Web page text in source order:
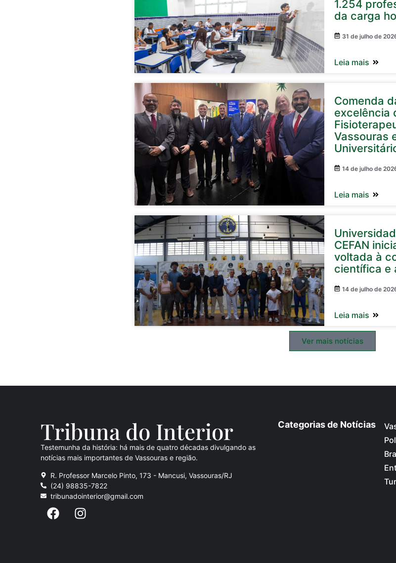
1.254
da carga
31 de julho de
Leia mais
Comenda
excelência
Vassouras
14 de julho de
Leia mais
CEFAN
voltada à
científica e
14 de julho de
Leia mais
Ver mais notícias
Tribuna do Interior
Testemunha da história: há mais de quatro décadas divulgando as
notícias mais importantes de Vassouras e região.
R. Professor Marcelo Pinto, 173 - Mancusi, Vassouras/RJ
(24) 98835-7822
tribunadointerior@gmail.com
Categorias de Notícias